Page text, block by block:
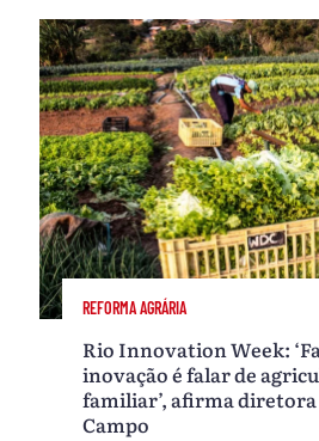
REFORMA AGRÁRIA
Rio Innovation Week:
inovação é falar de
familiar’, afirma diretora
Campo